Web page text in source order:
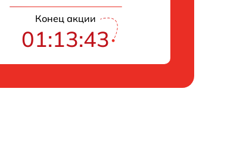
Конец акции
01:13:43